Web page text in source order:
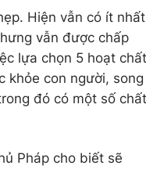
Hiện vẫn có ít nhất
vẫn được chấp
lựa chọn 5 hoạt chất
khỏe con người, song
đó có một số chất
Pháp cho biết sẽ